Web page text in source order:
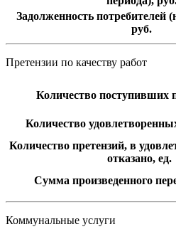
Задолженность потребителей
руб.
Претензии по качеству работ
Количество поступивших
Количество
Количество претензий, в
отказано, ед.
Сумма произведенного
Коммунальные услуги